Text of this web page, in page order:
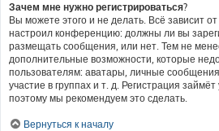
Зачем мне нужно регистрироваться?
Вы можете этого и не делать. Всё зависит
настроил конференцию: должны ли вы
размещать сообщения, или нет. Тем не
дополнительные возможности, которые
пользователям: аватары, личные
участие в группах и т. д. Регистрация займёт
поэтому мы рекомендуем это сделать.
Вернуться к началу